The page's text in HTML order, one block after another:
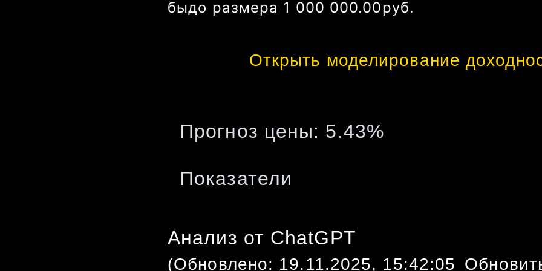
быдо размера 1 008 324.66руб.
Открыть моделирование
Прогноз цены: 5.43%
Показатели
Анализ от ChatGPT
(Обновлено: 19.11.2025, 15:42:05